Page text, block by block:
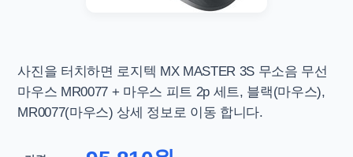
사진을 터치하면 로지텍 MX MASTER 3S 무소음 무선
마우스 MR0077 + 마우스 피트 2p 세트, 블랙(마우스),
MR0077(마우스) 상세 정보로 이동 합니다.